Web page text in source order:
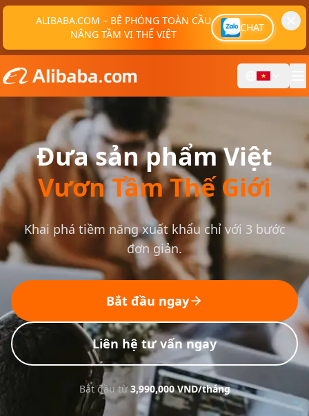
ALIBABA.COM – BỆ PHÓNG TOÀN CẦU
NÂNG TẦM VỊ THẾ VIỆT
CHAT
Đưa sản phẩm Việt
Vươn Tầm Thế Giới
Khai phá tiềm năng xuất khẩu chỉ với 3 bước
đơn giản.
Bắt đầu ngay
Liên hệ tư vấn ngay
Bắt đầu từ 3,990,000 VND/tháng